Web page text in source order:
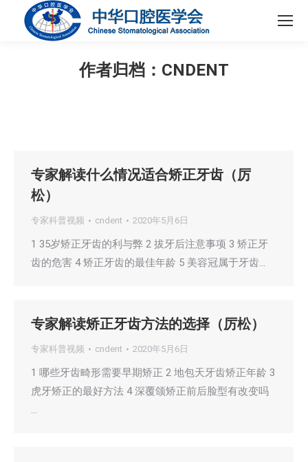
作者归档： CNDENT
专家解读什么情况适合矫正牙齿（厉
松）
专家科普视频 cndent 2020年5月6日
1 35岁矫正牙齿的利与弊 2 拔牙后注意事项 3 矫正牙
齿的危害 4 矫正牙齿的最佳年龄 5 美容冠属于牙齿…
专家解读矫正牙齿方法的选择（厉松）
专家科普视频 cndent 2020年5月6日
1 哪些牙齿畸形需要早期矫正 2 地包天牙齿矫正年龄 3
虎牙矫正的最好方法 4 深覆颌矫正前后脸型有改变吗
…